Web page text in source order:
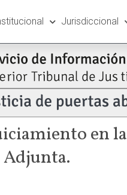
Jurisdiccional
en la
Adjunta.